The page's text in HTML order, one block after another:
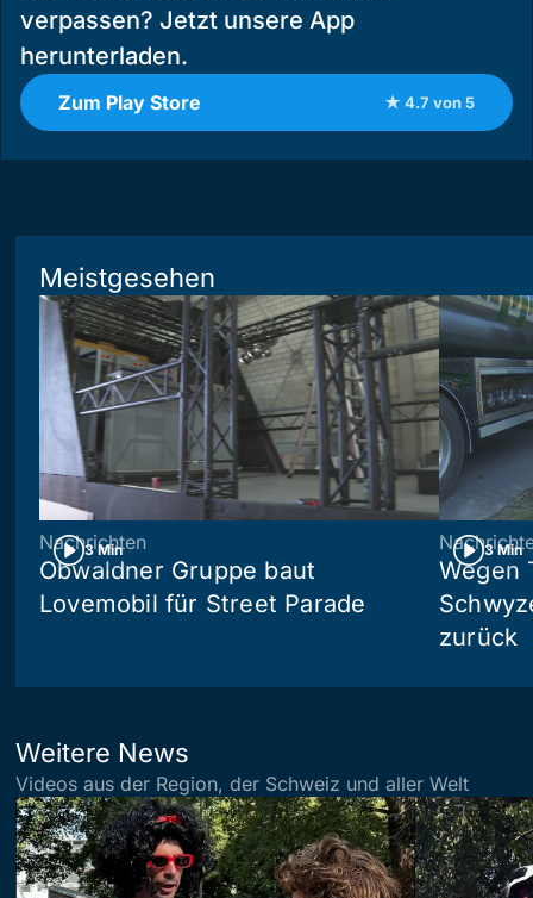
verpassen? Jetzt unsere App
herunterladen.
Zum Play Store ★ 4.7 von 5
Meistgesehen
3 Min
Nachrichten
Obwaldner Gruppe baut
Lovemobil für Street Parade
3 Min
Wegen
zurück
Weitere News
Videos aus der Region, der Schweiz und aller Welt